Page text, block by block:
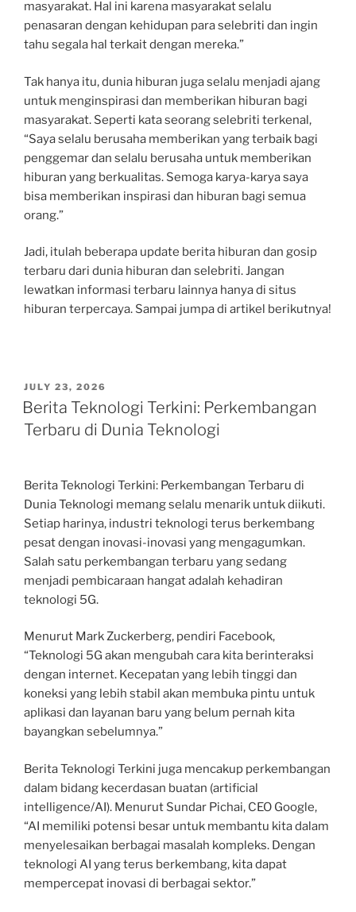
masyarakat. Hal ini karena masyarakat selalu
penasaran dengan kehidupan para selebriti dan ingin
tahu segala hal terkait dengan mereka.”
Tak hanya itu, dunia hiburan juga selalu menjadi ajang
untuk menginspirasi dan memberikan hiburan bagi
masyarakat. Seperti kata seorang selebriti terkenal,
“Saya selalu berusaha memberikan yang terbaik bagi
penggemar dan selalu berusaha untuk memberikan
hiburan yang berkualitas. Semoga karya-karya saya
bisa memberikan inspirasi dan hiburan bagi semua
orang.”
Jadi, itulah beberapa update berita hiburan dan gosip
terbaru dari dunia hiburan dan selebriti. Jangan
lewatkan informasi terbaru lainnya hanya di situs
hiburan terpercaya. Sampai jumpa di artikel berikutnya!
POSTED
ON
JULY 23, 2026
Berita Teknologi Terkini: Perkembangan
Terbaru di Dunia Teknologi
Berita Teknologi Terkini: Perkembangan Terbaru di
Dunia Teknologi memang selalu menarik untuk diikuti.
Setiap harinya, industri teknologi terus berkembang
pesat dengan inovasi-inovasi yang mengagumkan.
Salah satu perkembangan terbaru yang sedang
menjadi pembicaraan hangat adalah kehadiran
teknologi 5G.
Menurut Mark Zuckerberg, pendiri Facebook,
“Teknologi 5G akan mengubah cara kita berinteraksi
dengan internet. Kecepatan yang lebih tinggi dan
koneksi yang lebih stabil akan membuka pintu untuk
aplikasi dan layanan baru yang belum pernah kita
bayangkan sebelumnya.”
Berita Teknologi Terkini juga mencakup perkembangan
dalam bidang kecerdasan buatan (artificial
intelligence/AI). Menurut Sundar Pichai, CEO Google,
“AI memiliki potensi besar untuk membantu kita dalam
menyelesaikan berbagai masalah kompleks. Dengan
teknologi AI yang terus berkembang, kita dapat
mempercepat inovasi di berbagai sektor.”